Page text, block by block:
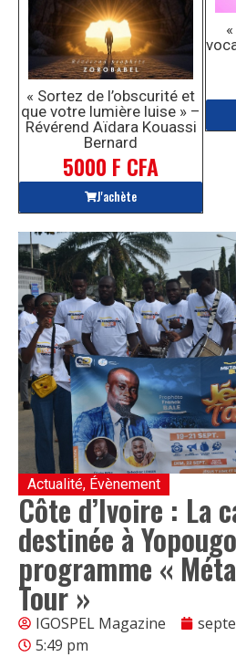
« Sortez de l’obscurité et
que votre lumière luise » –
Révérend Aïdara Kouassi
Bernard
5000 F CFA
J'achète
Actualité, Évènement
Côte d’Ivoire : La
destinée à
programme «
Tour »
IGOSPEL Magazine
5:49 pm